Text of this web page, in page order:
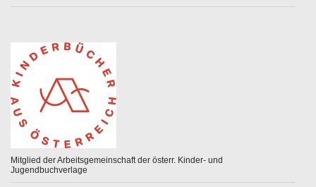
Mitglied der Arbeitsgemeinschaft der österr. Kinder- und
Jugendbuchverlage